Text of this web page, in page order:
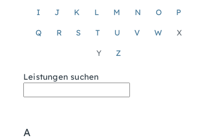
I J K L M N O P
Q R S T U V W X
Y Z
Leistungen suchen
A